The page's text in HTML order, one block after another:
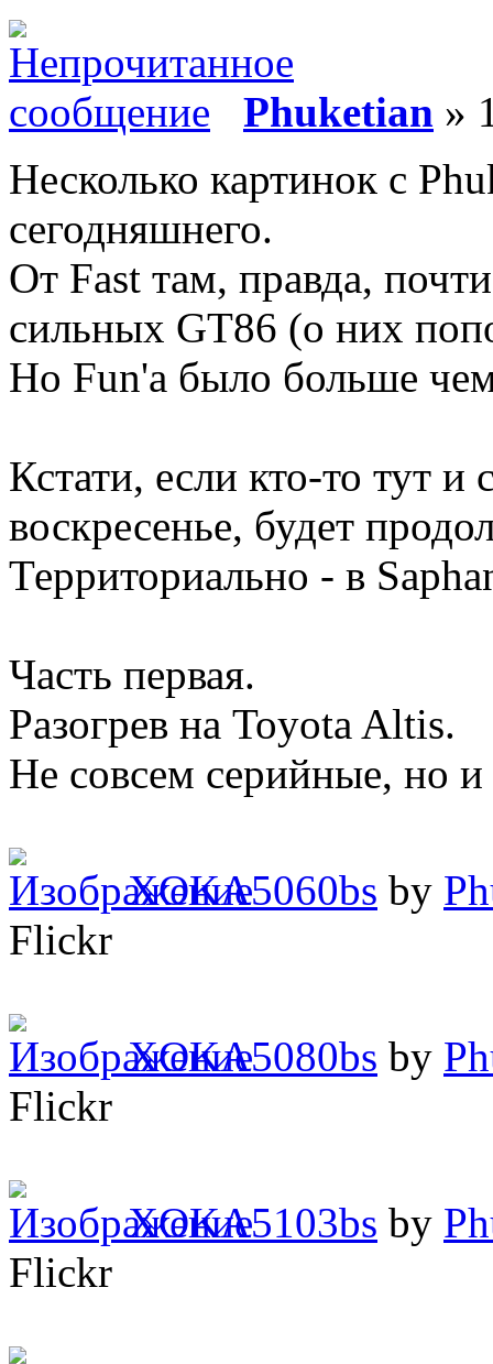
Phuketian »
Несколько картинок с
сегодняшнего.
От Fast там, правда,
сильных GT86 (о них
Но Fun'а было больше
Кстати, если кто-то тут и
воскресенье, будет
Территориально - в
Часть первая.
Разогрев на Toyota Altis.
Не совсем серийные, но
XOKA5060bs by
Flickr
XOKA5080bs by
Flickr
XOKA5103bs by
Flickr